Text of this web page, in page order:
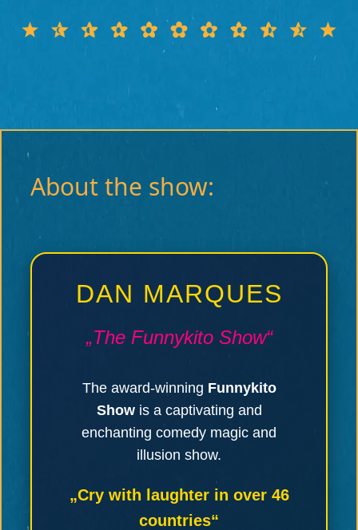
About the show:
DAN MARQUES
„The Funnykito Show“
The award-winning Funnykito
Showis a captivating and
enchanting comedy magic and
illusion show.
„Cry with laughter in over 46
countries“